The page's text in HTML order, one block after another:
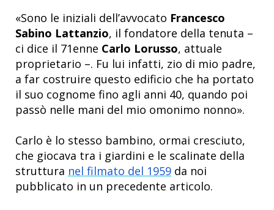
«Sono le iniziali dell’avvocato Francesco
Sabino Lattanzio, il fondatore della tenuta –
ci dice il 71enne Carlo Lorusso, attuale
proprietario –. Fu lui infatti, zio di mio padre,
a far costruire questo edificio che ha portato
il suo cognome fino agli anni 40, quando poi
passò nelle mani del mio omonimo nonno».
Carlo è lo stesso bambino, ormai cresciuto,
che giocava tra i giardini e le scalinate della
struttura nel filmato del 1959 da noi
pubblicato in un precedente articolo.